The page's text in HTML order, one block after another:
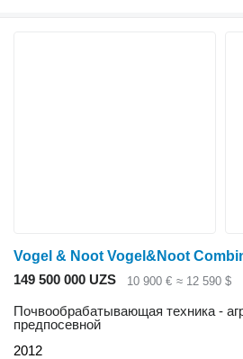
Vogel & Noot Vogel&Noot
149 500 000 UZS
10 900 € ≈ 12 590 $
Почвообрабатывающая техника -
предпосевной
2012